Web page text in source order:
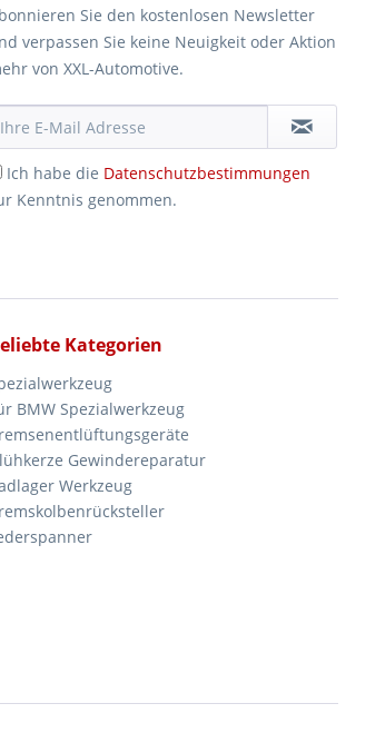
Sie den kostenlosen Newsletter
verpassen Sie keine Neuigkeit oder Aktion
von XXL-Automotive.
Ich habe die Datenschutzbestimmungen
Kenntnis genommen.
Kategorien
BMW Spezialwerkzeug
Gewindereparatur
Werkzeug